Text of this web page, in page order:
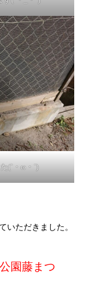
(`・ω・´)
いただきました。
公園藤まつ